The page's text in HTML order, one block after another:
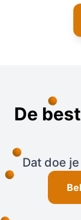
De
Dat doe